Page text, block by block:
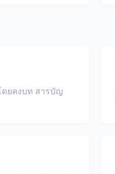
ดยคงบท สารบัญ